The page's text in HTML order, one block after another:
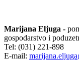
Marijana Eljuga -
gospodarstvo i
Tel: (031) 221-898
E-mail: